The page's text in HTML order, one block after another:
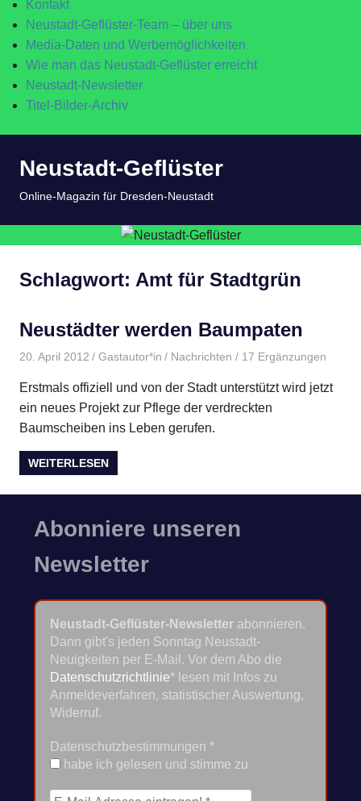
Kontakt
Neustadt-Geflüster-Team – über uns
Media-Daten und Werbemöglichkeiten
Wie man das Neustadt-Geflüster erreicht
Neustadt-Newsletter
Titel-Bilder-Archiv
InhaltNeustadt-Geflüster
Online-Magazin für Dresden-Neustadt
Schlagwort: Amt für Stadtgrün
Neustädter werden Baumpaten
20. April 2012 Gastautor*in Nachrichten / 17 Ergänzungen
Erstmals offiziell und von der Stadt unterstützt wird jetzt
ein neues Projekt zur Pflege der verdreckten
Baumscheiben ins Leben gerufen.
WEITERLESEN
Abonniere unseren
Newsletter
Neustadt-Geflüster-Newsletter abonnieren.
Dann gibt's jeden Sonntag Neustadt-
Neuigkeiten per E-Mail. Vor dem Abo die
Datenschutzrichtlinie* lesen mit Infos zu
Anmeldeverfahren, statistischer Auswertung,
Widerruf.
Datenschutzbestimmungen *
habe ich gelesen und stimme zu